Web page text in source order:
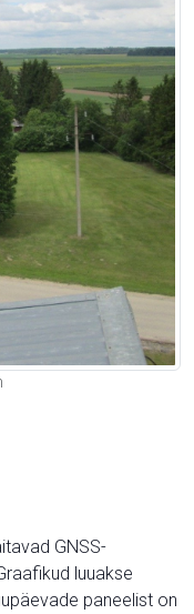
GNSS-
luuakse
paneelist on